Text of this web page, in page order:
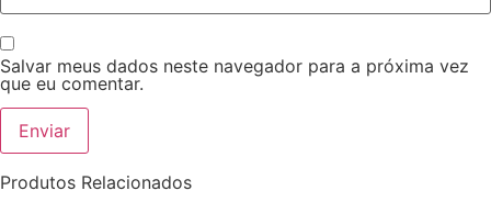
Salvar meus dados neste navegador para a próxima vez
que eu comentar.
Produtos Relacionados